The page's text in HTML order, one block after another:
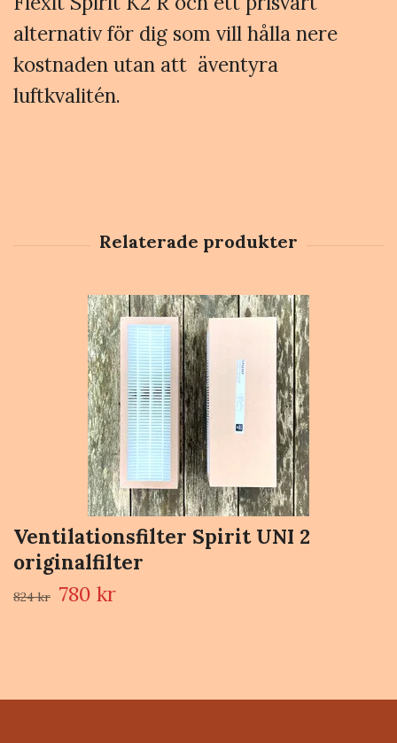
alternativ för dig som vill hålla nere
kostnaden utan att äventyra
luftkvalitén.
Ventilationsfilter Spirit UNI 2
originalfilter
824 kr 780 kr